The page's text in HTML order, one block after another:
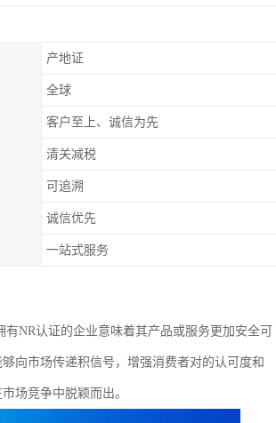
产地证
全球
客户至上、诚信为先
清关减税
可追溯
诚信优先
一站式服务
NR认证的企业意味着其产品或服务更加安全可
向市场传递积信号，增强消费者对的认可度和
场竞争中脱颖而出。